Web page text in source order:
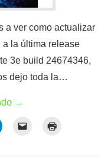
a ver como actualizar
a la última release
3e build 24674346,
dejo toda la…
→